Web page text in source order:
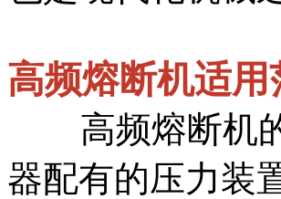
高频熔断机适
高频熔断机的
器配有的压力装